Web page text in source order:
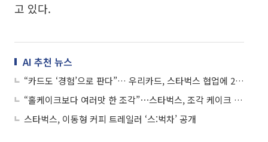
고 있다.
AI 추천 뉴스
“카드도 ‘경험’으로 판다”… 우리카드, 스타벅스 협업에 2030 몰렸다
“홀케이크보다 여러맛 한 조각”⋯스타벅스, 조각 케이크 확대
스타벅스, 이동형 커피 트레일러 ‘스:벅차’ 공개